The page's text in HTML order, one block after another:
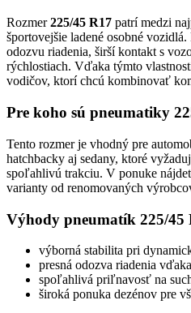
Rozmer225/45 R17 patrí medzi
športovejšie ladené osobné
odozvu riadenia, širší kontakt s
rýchlostiach. Vďaka týmto
vodičov, ktorí chcú kombinovať
Pre koho sú pneumatiky
Tento rozmer je vhodný pre
hatchbacky aj sedany, ktoré
spoľahlivú trakciu. V ponuke
varianty od renomovaných
Výhody pneumatík 225/45
výborná stabilita pri
presná odozva riadenia
spoľahlivá priľnavosť na
široká ponuka dezénov pre